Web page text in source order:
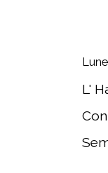
L'